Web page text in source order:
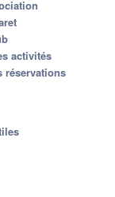
activités
réservations